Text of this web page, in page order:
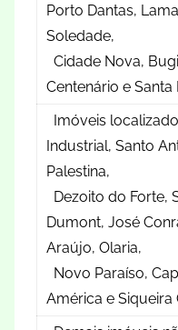
Porto Dantas,
Soledade,
Cidade Nova,
Centenário e Santa
Imóveis
Industrial, Santo
Palestina,
Dezoito do Forte,
Dumont, José
Araújo, Olaria,
Novo Paraíso,
América e Siqueira